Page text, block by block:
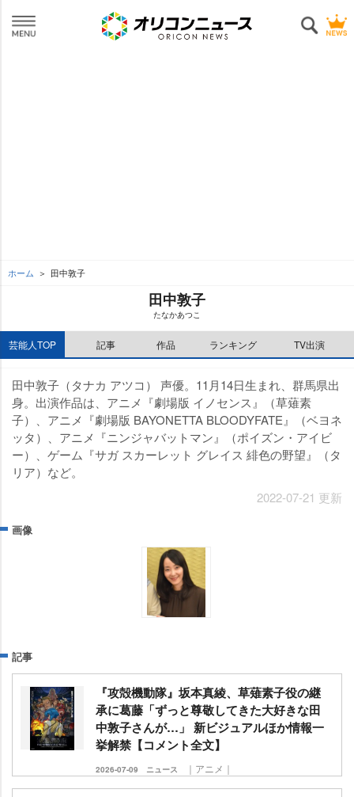
ホーム 田中敦子
田中敦子
たなかあつこ
芸能人TOP 記事 作品 ランキング TV出演
田中敦子（タナカ アツコ） 声優。11月14日生まれ、群馬県出
身。出演作品は、アニメ『劇場版 イノセンス』（草薙素
子）、アニメ『劇場版 BAYONETTA BLOODYFATE』（ベヨネ
ッタ）、アニメ『ニンジャバットマン』（ポイズン・アイビ
ー）、ゲーム『サガ スカーレット グレイス 緋色の野望』（タ
リア）など。
2022-07-21 更新
画像
記事
『攻殻機動隊』坂本真綾、草薙素子役の継
承に葛藤「ずっと尊敬してきた大好きな田
中敦子さんが…」 新ビジュアルほか情報一
挙解禁【コメント全文】
2026-07-09 ニュース ｜アニメ｜